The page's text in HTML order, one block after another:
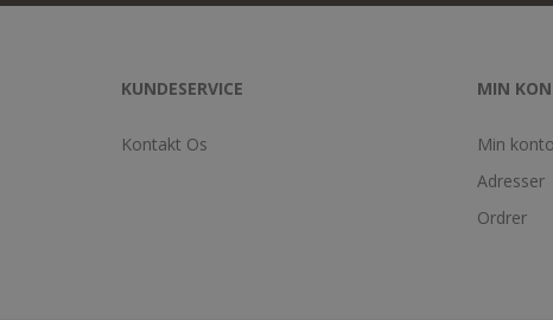
KUNDESERVICE
Kontakt Os
MIN
Min konto
Adresser
Ordrer